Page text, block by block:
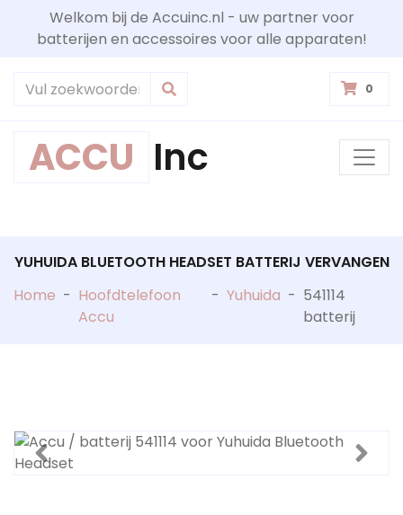
Welkom bij de Accuinc.nl - uw partner voor
batterijen en accessoires voor alle apparaten!
0
ACCU Inc
YUHUIDA BLUETOOTH HEADSET BATTERIJ VERVANGEN
Home - Hoofdtelefoon
Accu
- Yuhuida - 541114
batterij